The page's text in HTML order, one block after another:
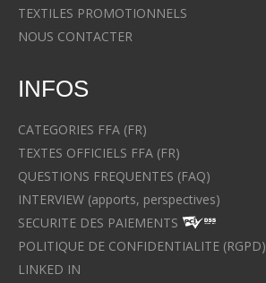
TEXTILES PROMOTIONNELS
NOUS CONTACTER
INFOS
CATEGORIES FFA (FR)
TEXTES OFFICIELS FFA (FR)
QUESTIONS FREQUENTES (FAQ)
INTERVIEW (apports, perspectives)
SECURITE DES PAIEMENTS
POLITIQUE DE CONFIDENTIALITE (RGPD)
LINKED IN